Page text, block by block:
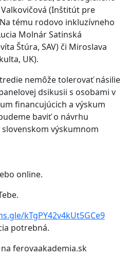
Valkovičová (Inštitút pre
tému rodovo inkluzívneho
Molnár Satinská
Štúra, SAV) či Miroslava
UK).
nemôže tolerovať násilie
dsikusii s osobami v
financujúcich a výskum
baviť o návrhu
výskumnom
online.
kTgPY42v4kUt5GCe9
potrebná.
ferovaakademia.sk